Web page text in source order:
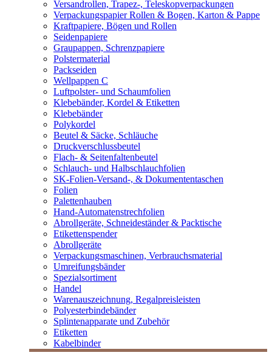
Versandrollen, Trapez-, Teleskopverpackungen
Verpackungspapier Rollen & Bogen, Karton & Pappe
Kraftpapiere, Bögen und Rollen
Seidenpapiere
Graupappen, Schrenzpapiere
Polstermaterial
Packseiden
Wellpappen C
Luftpolster- und Schaumfolien
Klebebänder, Kordel & Etiketten
Klebebänder
Polykordel
Beutel & Säcke, Schläuche
Druckverschlussbeutel
Flach- & Seitenfaltenbeutel
Schlauch- und Halbschlauchfolien
SK-Folien-Versand-, & Dokumententaschen
Folien
Palettenhauben
Hand-Automatenstrechfolien
Abrollgeräte, Schneideständer & Packtische
Etikettenspender
Abrollgeräte
Verpackungsmaschinen, Verbrauchsmaterial
Umreifungsbänder
Spezialsortiment
Handel
Warenauszeichnung, Regalpreisleisten
Polyesterbindebänder
Splintenapparate und Zubehör
Etiketten
Kabelbinder